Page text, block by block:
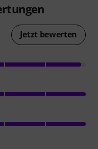
Jetzt bewerten